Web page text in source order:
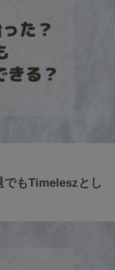
もTimeleszとし